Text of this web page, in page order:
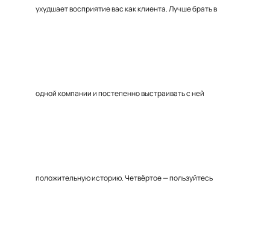
ухудшает восприятие вас как клиента. Лучше брать в
одной компании и постепенно выстраивать с ней
положительную историю. Четвёртое — пользуйтесь